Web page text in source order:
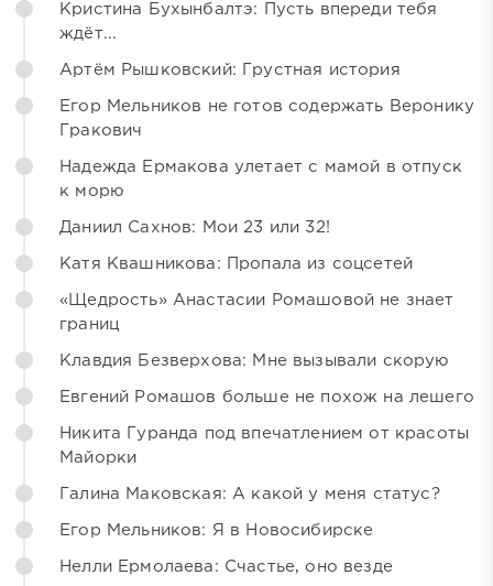
Кристина Бухынбалтэ: Пусть впереди тебя
ждёт...
Артём Рышковский: Грустная история
Егор Мельников не готов содержать Веронику
Гракович
Надежда Ермакова улетает с мамой в отпуск
к морю
Даниил Сахнов: Мои 23 или 32!
Катя Квашникова: Пропала из соцсетей
«Щедрость» Анастасии Ромашовой не знает
границ
Клавдия Безверхова: Мне вызывали скорую
Евгений Ромашов больше не похож на лешего
Никита Гуранда под впечатлением от красоты
Майорки
Галина Маковская: А какой у меня статус?
Егор Мельников: Я в Новосибирске
Нелли Ермолаева: Счастье, оно везде